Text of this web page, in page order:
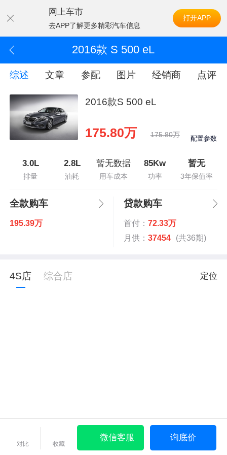
网上车市
去APP了解更多精彩汽车信息
打开APP
2016款 S 500 eL
综述 文章 参配 图片 经销商 点评
2016款S 500 eL
175.80万 175.80万 配置参数
3.0L
排量
2.8L
油耗
暂无数据
用车成本
85Kw
功率
暂无
3年保值率
全款购车
195.39万
贷款购车
首付： 72.33万
月供： 37454 (共36期)
4S店 综合店 定位
对比 收藏
微信客服 询底价